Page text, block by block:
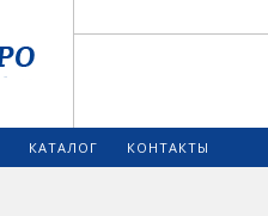
КАТАЛОГ КОНТАКТЫ